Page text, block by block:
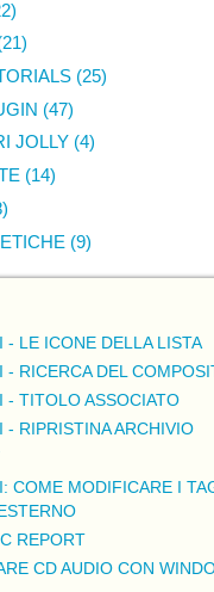
(25)
(47)
JOLLY (4)
(14)
(9)
- LE ICONE DELLA LISTA
- RICERCA DEL
- TITOLO ASSOCIATO
- RIPRISTINA ARCHIVIO
COME MODIFICARE I
REPORT
CD AUDIO CON